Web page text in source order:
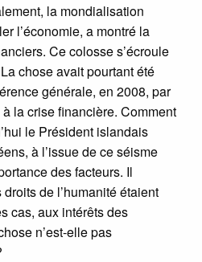
la mondialisation
l’économie, a montré la
Ce colosse s’écroule
chose avait pourtant été
générale, en 2008, par
la crise financière. Comment
le Président islandais
à l’issue de ce séisme
des facteurs. Il
de l’humanité étaient
cas, aux intérêts des
n’est-elle pas